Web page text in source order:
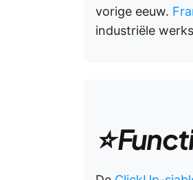
vorige eeuw.
industriële
⭐